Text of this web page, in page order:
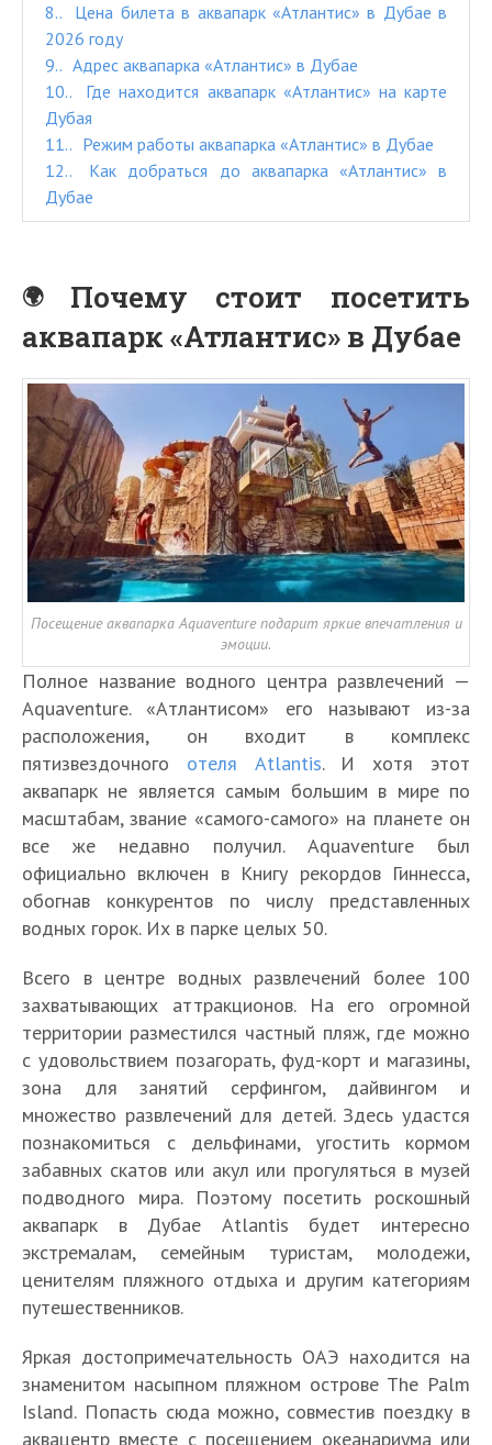
8.
Цена билета в аквапарк «Атлантис» в Дубае в
2026 году
9.
Адрес аквапарка «Атлантис» в Дубае
10.
Где находится аквапарк «Атлантис» на карте
Дубая
11.
Режим работы аквапарка «Атлантис» в Дубае
12.
Как добраться до аквапарка «Атлантис» в
Дубае
Почему стоит посетить
аквапарк «Атлантис» в Дубае
Посещение аквапарка Aquaventure подарит яркие впечатления и
эмоции.
Полное название водного центра развлечений —
Aquaventure. «Атлантисом» его называют из-за
расположения, он входит в комплекс
пятизвездочного отеля Atlantis. И хотя этот
аквапарк не является самым большим в мире по
масштабам, звание «самого-самого» на планете он
все же недавно получил. Aquaventure был
официально включен в Книгу рекордов Гиннесса,
обогнав конкурентов по числу представленных
водных горок. Их в парке целых 50.
Всего в центре водных развлечений более 100
захватывающих аттракционов. На его огромной
территории разместился частный пляж, где можно
с удовольствием позагорать, фуд-корт и магазины,
зона для занятий серфингом, дайвингом и
множество развлечений для детей. Здесь удастся
познакомиться с дельфинами, угостить кормом
забавных скатов или акул или прогуляться в музей
подводного мира. Поэтому посетить роскошный
аквапарк в Дубае Atlantis будет интересно
экстремалам, семейным туристам, молодежи,
ценителям пляжного отдыха и другим категориям
путешественников.
Яркая достопримечательность ОАЭ находится на
знаменитом насыпном пляжном острове The Palm
Island. Попасть сюда можно, совместив поездку в
аквацентр вместе с посещением океанариума или